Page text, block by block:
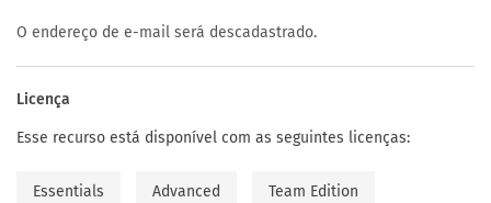
O endereço de e-mail será descadastrado.
Licença
Esse recurso está disponível com as seguintes licenças:
Essentials Advanced Team Edition